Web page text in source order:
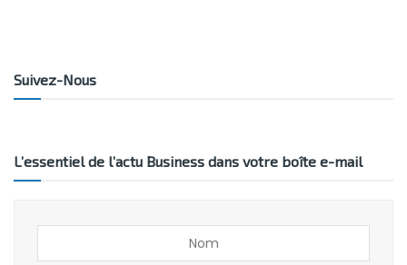
Suivez-Nous
L’essentiel de l’actu Business dans votre boîte e-mail